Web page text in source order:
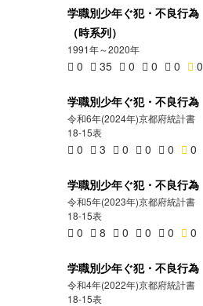
学職別少年ぐ犯・不良行為
（時系列）
1991年～2020年
0 35 0 0 0 0
学職別少年ぐ犯・不良行為
令和6年(2024年)京都府統計書
18-15表
0 3 0 0 0 0
学職別少年ぐ犯・不良行為
令和5年(2023年)京都府統計書
18-15表
0 8 0 0 0 0
学職別少年ぐ犯・不良行為
令和4年(2022年)京都府統計書
18-15表